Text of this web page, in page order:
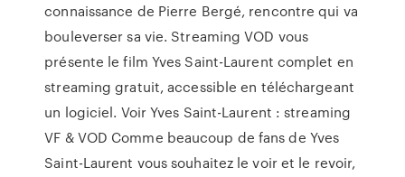
connaissance de Pierre Bergé, rencontre qui va
bouleverser sa vie. Streaming VOD vous
présente le film Yves Saint-Laurent complet en
streaming gratuit, accessible en téléchargeant
un logiciel. Voir Yves Saint-Laurent : streaming
VF & VOD Comme beaucoup de fans de Yves
Saint-Laurent vous souhaitez le voir et le revoir,